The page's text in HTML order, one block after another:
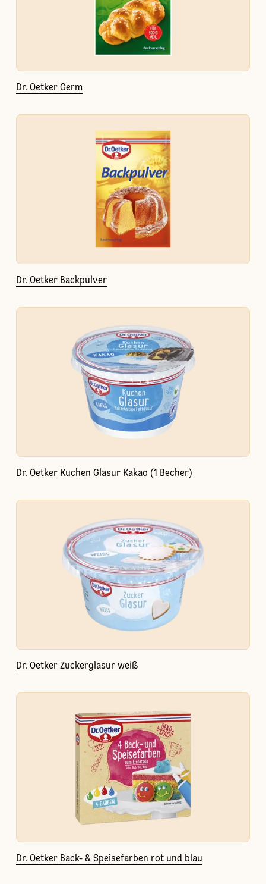
Dr. Oetker Germ
Dr. Oetker Backpulver
Dr. Oetker Kuchen Glasur Kakao (1 Becher)
Dr. Oetker Zuckerglasur weiß
Dr. Oetker Back- & Speisefarben rot und blau